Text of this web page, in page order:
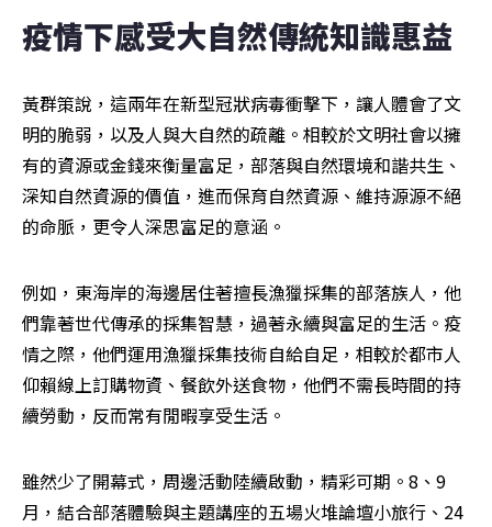
疫情下感受大自然傳統知識惠益
黃群策說，這兩年在新型冠狀病毒衝擊下，讓人體會了文
明的脆弱，以及人與大自然的疏離。相較於文明社會以擁
有的資源或金錢來衡量富足，部落與自然環境和諧共生、
深知自然資源的價值，進而保育自然資源、維持源源不絕
的命脈，更令人深思富足的意涵。
例如，東海岸的海邊居住著擅長漁獵採集的部落族人，他
們靠著世代傳承的採集智慧，過著永續與富足的生活。疫
情之際，他們運用漁獵採集技術自給自足，相較於都市人
仰賴線上訂購物資、餐飲外送食物，他們不需長時間的持
續勞動，反而常有閒暇享受生活。
雖然少了開幕式，周邊活動陸續啟動，精彩可期。8、9
月，結合部落體驗與主題講座的五場火堆論壇小旅行、24